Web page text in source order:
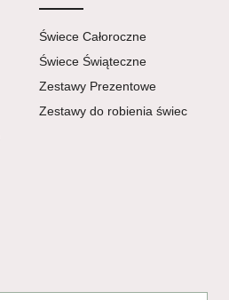
Świece Całoroczne
Świece Świąteczne
Zestawy Prezentowe
Zestawy do robienia świec